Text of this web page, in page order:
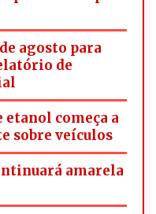
agosto para
de
etanol começa a
sobre veículos
amarela